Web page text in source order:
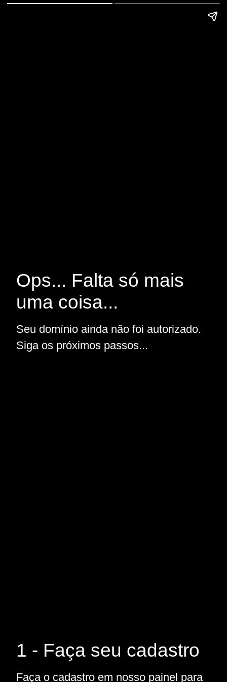
Ops... Falta só mais
uma coisa...
Seu domínio ainda não foi autorizado.
Siga os próximos passos...
1 - Faça seu cadastro
Faça o cadastro em nosso painel para